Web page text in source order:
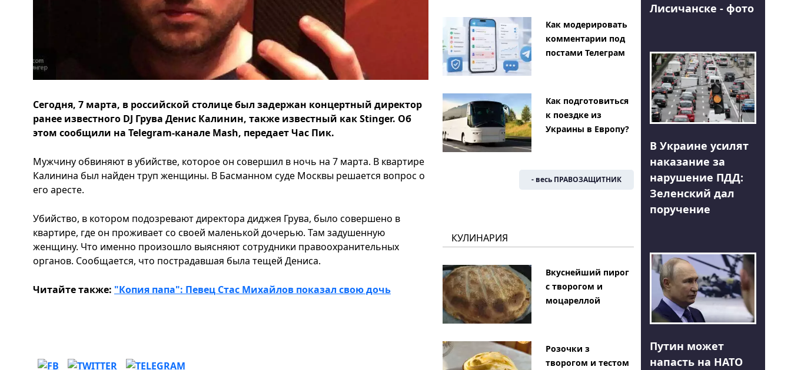
Сегодня, 7 марта, в российской столице был задержан концертный директор
ранее известного DJ Грува Денис Калинин, также известный как Stinger. Об
этом сообщили на Telegram-канале Mash, передает Час Пик.
Мужчину обвиняют в убийстве, которое он совершил в ночь на 7 марта. В квартире
Калинина был найден труп женщины. В Басманном суде Москвы решается вопрос о
его аресте.
Убийство, в котором подозревают директора диджея Грува, было совершено в
квартире, где он проживает со своей маленькой дочерью. Там задушенную
женщину. Что именно произошло выясняют сотрудники правоохранительных
органов. Сообщается, что пострадавшая была тещей Дениса.
Читайте также: "Копия папа": Певец Стас Михайлов показал свою дочь
Как модерировать
комментарии под
постами Телеграм
Как подготовиться
к поездке из
Украины в Европу?
- весь ПРАВОЗАЩИТНИК
КУЛИНАРИЯ
Вкуснейший пирог
с творогом и
моцареллой
Розочки з
творогом и тестом
Лисичанске - фото
В Украине усилят
наказание за
нарушение ПДД:
Зеленский дал
поручение
Путин может
напасть на НАТО